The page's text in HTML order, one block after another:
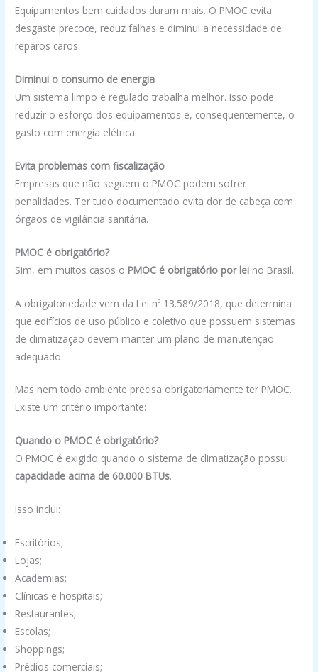
Equipamentos bem cuidados duram mais. O PMOC evita
desgaste precoce, reduz falhas e diminui a necessidade de
reparos caros.
Diminui o consumo de energia
Um sistema limpo e regulado trabalha melhor. Isso pode
reduzir o esforço dos equipamentos e, consequentemente, o
gasto com energia elétrica.
Evita problemas com fiscalização
Empresas que não seguem o PMOC podem sofrer
penalidades. Ter tudo documentado evita dor de cabeça com
órgãos de vigilância sanitária.
PMOC é obrigatório?
Sim, em muitos casos o PMOC é obrigatório por lei no Brasil.
A obrigatoriedade vem da Lei nº 13.589/2018, que determina
que edifícios de uso público e coletivo que possuem sistemas
de climatização devem manter um plano de manutenção
adequado.
Mas nem todo ambiente precisa obrigatoriamente ter PMOC.
Existe um critério importante:
Quando o PMOC é obrigatório?
O PMOC é exigido quando o sistema de climatização possui
capacidade acima de 60.000 BTUs.
Isso inclui:
Escritórios;
Lojas;
Academias;
Clínicas e hospitais;
Restaurantes;
Escolas;
Shoppings;
Prédios comerciais;